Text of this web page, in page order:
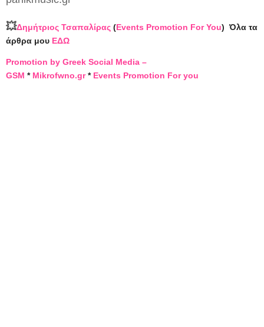
💥Δημήτριος Τσαπαλίρας (Events Promotion For You) Όλα τα
άρθρα μου ΕΔΩ
Promotion by Greek Social Media –
GSM * Mikrofwno.gr* Events Promotion For you